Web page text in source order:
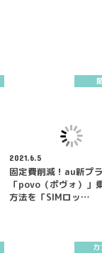
2021.6.5
固定費削減！au新プ
「povo（ポヴォ）」
方法を「SIMロッ…
カ